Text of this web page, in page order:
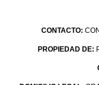
CONTACTO:
PROPIEDAD DE: